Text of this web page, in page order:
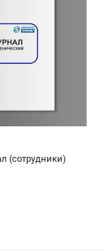
(сотрудники)